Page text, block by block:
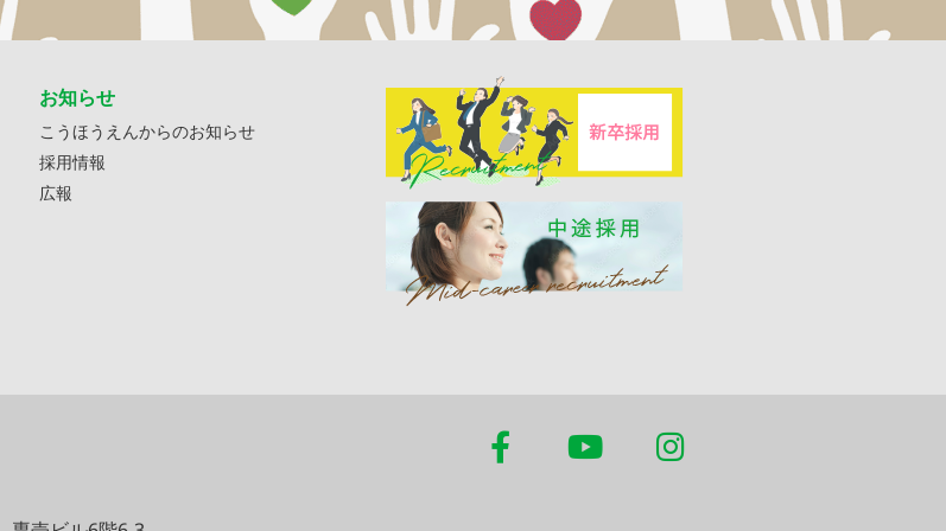
お知らせ
こうほうえんからのお知らせ
採用情報
広報